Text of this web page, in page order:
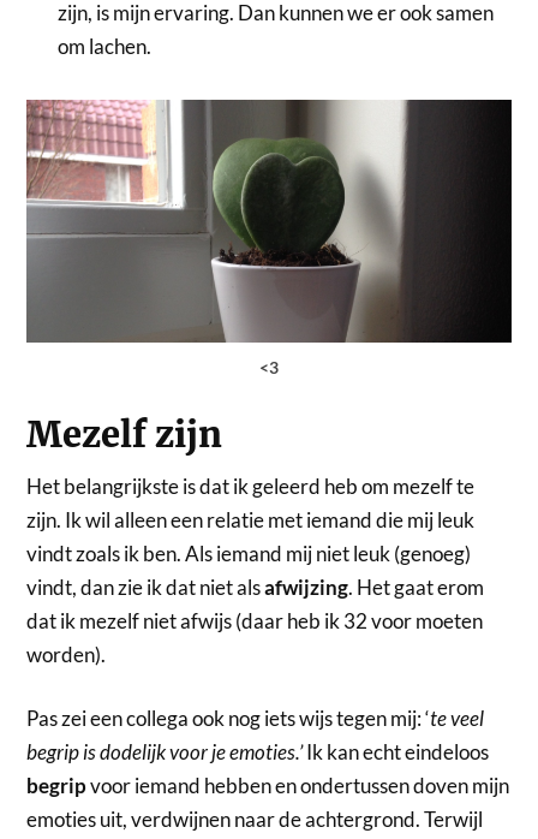
zijn, is mijn ervaring. Dan kunnen we er ook samen
om lachen.
<3
Mezelf zijn
Het belangrijkste is dat ik geleerd heb om mezelf te
zijn. Ik wil alleen een relatie met iemand die mij leuk
vindt zoals ik ben. Als iemand mij niet leuk (genoeg)
vindt, dan zie ik dat niet alsafwijzing. Het gaat erom
dat ik mezelf niet afwijs (daar heb ik 32 voor moeten
worden).
Pas zei een collega ook nog iets wijs tegen mij: ‘te veel
begrip is dodelijk voor je emoties.’Ik kan echt eindeloos
begripvoor iemand hebben en ondertussen doven mijn
emoties uit, verdwijnen naar de achtergrond. Terwijl